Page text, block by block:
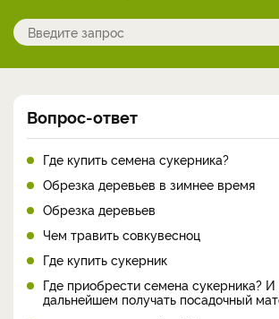
Вопрос-ответ
Где купить семена сукерника?
Обрезка деревьев в зимнее время
Обрезка деревьев
Чем травить совкувесноц
Где купить сукерник
Где приобрести семена сукерника? И
дальнейшем получать посадочный